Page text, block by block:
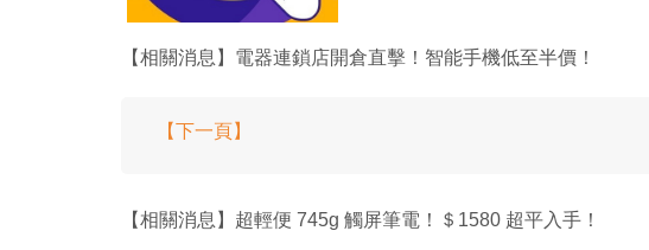
【相關消息】電器連鎖店開倉直擊！智能手機低至半價！
【下一頁】
【相關消息】超輕便 745g 觸屏筆電！＄1580 超平入手！